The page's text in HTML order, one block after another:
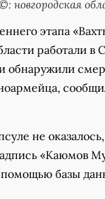
новгородская
этапа
работали
обнаружили
не
«Каюмов
помощью базы